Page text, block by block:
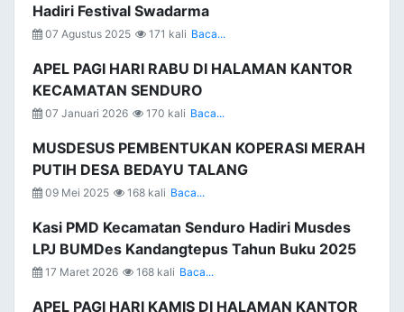
Hadiri Festival Swadarma
07 Agustus 2025 171 kali Baca...
APEL PAGI HARI RABU DI HALAMAN KANTOR
KECAMATAN SENDURO
07 Januari 2026 170 kali Baca...
MUSDESUS PEMBENTUKAN KOPERASI MERAH
PUTIH DESA BEDAYU TALANG
09 Mei 2025 168 kali Baca...
Kasi PMD Kecamatan Senduro Hadiri Musdes
LPJ BUMDes Kandangtepus Tahun Buku 2025
17 Maret 2026 168 kali Baca...
APEL PAGI HARI KAMIS DI HALAMAN KANTOR